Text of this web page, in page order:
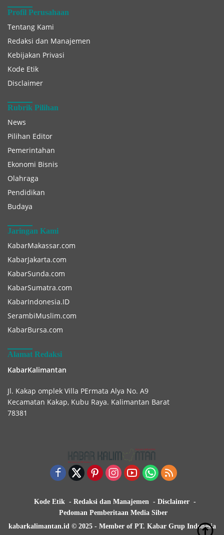
Profil Perusahaan
Tentang Kami
Redaksi dan Manajemen
Kebijakan Privasi
Kode Etik
Disclaimer
Rubrik Pilihan
News
Pilihan Editor
Pemerintahan
Ekonomi Bisnis
Olahraga
Pendidikan
Budaya
Jaringan Kami
KabarMakassar.com
KabarJakarta.com
KabarSunda.com
KabarSumatra.com
KabarIndonesia.ID
SerambiMuslim.com
KabarBursa.com
Alamat Redaksi
KabarKalimantan
Jl. Kakap omplek Villa PErmata Alya No. A9
Kecamatan Kakap, Kubu Raya. Kalimantan Barat
78381
Kode Etik Redaksi dan Manajemen
Disclaimer
Pedoman Pemberitaan Media Siber
kabarkalimantan.id © 2025 - Member of PT. Kabar Grup Indonesia